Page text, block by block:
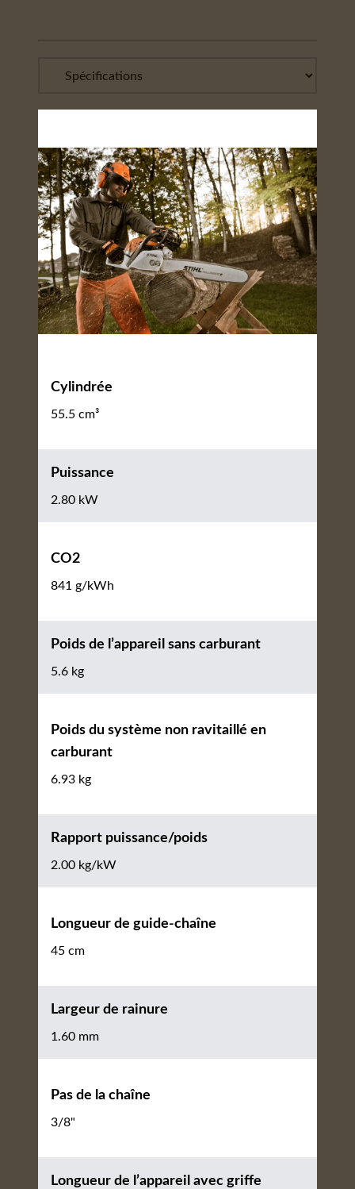
Cylindrée
55.5 cm³
Puissance
2.80 kW
CO2
841 g/kWh
Poids de l’appareil sans carburant
5.6 kg
Poids du système non ravitaillé en
carburant
6.93 kg
Rapport puissance/poids
2.00 kg/kW
Longueur de guide-chaîne
45 cm
Largeur de rainure
1.60 mm
Pas de la chaîne
3/8"
Longueur de l’appareil avec griffe